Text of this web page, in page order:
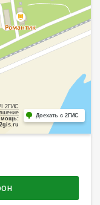
2ГИС
Доехать с 2ГИС